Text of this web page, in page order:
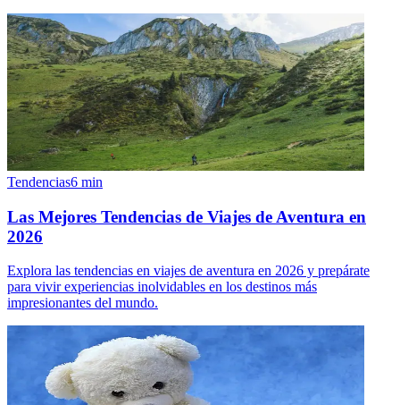
Tendencias6 min
Las Mejores Tendencias de Viajes de Aventura en
2026
Explora las tendencias en viajes de aventura en 2026 y prepárate
para vivir experiencias inolvidables en los destinos más
impresionantes del mundo.